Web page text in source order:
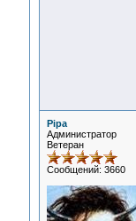
Pipa
Администратор
Ветеран
Сообщений: 3660